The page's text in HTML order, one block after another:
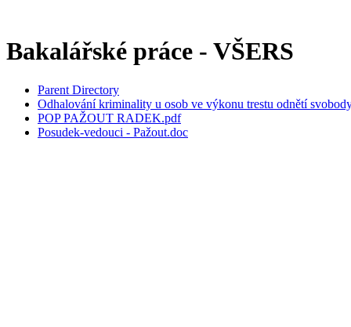
Bakalářské práce - VŠERS
Parent Directory
Odhalování kriminality u osob ve výkonu trestu odnětí
POP PAŽOUT RADEK.pdf
Posudek-vedouci - Pažout.doc